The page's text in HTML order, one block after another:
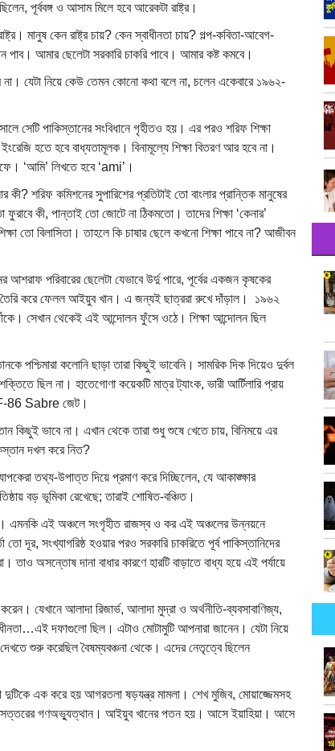
পূর্ববঙ্গ ও আসাম মিলে হবে আরেকটা রাষ্ট্র।
মানুষ কেন রাষ্ট্র চায়? কেন স্বাধীনতা চায়? গল্প-কবিতা-আবেগ-
আমার ছেলেটা সরকারি চাকরি পাবে। আমার কষ্ট কমবে।
না। যেটা নিয়ে কেউ তেমন কোনো কথা বলে না, চলেন একেবারে ১৯৬২-
সেটি পাকিস্তানের সংবিধানে গৃহীতও হয়। এর পরও শরিফ শিক্ষা
হতে হবে বাধ্যতামূলক। বিনামূল্যে শিক্ষা বিতরণ আর হবে না।
‌‘আমি’ লিখতে হবে ‌‘ami’।
কী? শরিফ কমিশনের সুপারিশের প্রতিটাই তো বাংলার প্রান্তিক মানুষের
কী, পান্তাই তো জোটে না ঠিকমতো। তাদের শিক্ষা ‌‘কেনার’
তো বিলাসিতা। তাহলে কি চাষার ছেলে কখনো শিক্ষা পাবে না? আজীবন
পরিবারের ছেলেটা যেভাবে উর্দু পারে, পূর্বের একজন কৃষকের
তৈরি করে ফেলল আইয়ুব খান। এ জন্যই ছাত্ররা রুখে দাঁড়াল। ১৯৬২
সেখান থেকেই এই আন্দোলন ফুঁসে ওঠে। শিক্ষা আন্দোলন ছিল
পশ্চিমারা কলোনি ছাড়া তারা কিছুই ভাবেনি। সামরিক দিক দিয়েও দুর্বল
ছিল না। হাতেগোণা কয়েকটি মাত্র ট্যাংক, ভারী আর্টিলারি প্রায়
F-86 Sabre জেট।
কিছুই ভাবে না। এখান থেকে তারা শুধু শুষে খেতে চায়, বিনিময়ে এর
দখল করে নিত?
তথ্য-উপাত্ত দিয়ে প্রমাণ করে দিচ্ছিলেন, যে আকাঙ্ক্ষার
বড় ভূমিকা রেখেছে; তারাই শোষিত-বঞ্চিত।
এমনকি এই অঞ্চলে সংগৃহীত রাজস্ব ও কর এই অঞ্চলের উন্নয়নে
দূর, সংখ্যাগরিষ্ঠ হওয়ার পরও সরকারি চাকরিতে পূর্ব পাকিস্তানিদের
তাও অসন্তোষ দানা বাধার কারণে হারটি বাড়াতে বাধ্য হয়ে এই পর্যায়ে
যেখানে আলাদা রিজার্ভ, আলাদা মুদ্রা ও অর্থনীতি-ব্যবসাবাণিজ্য,
দফাগুলো ছিল। এটাও মোটামুটি আপনারা জানেন। যেটা নিয়ে
শুরু করেছিল বৈষম্যবঞ্চনা থেকে। এদের নেতৃত্বে ছিলেন
এক করে হয় আগরতলা ষড়যন্ত্র মামলা। শেখ মুজিব, মোয়াজ্জেমসহ
গণঅভ্যুত্থান। আইয়ুব খানের পতন হয়। আসে ইয়াহিয়া। আসে